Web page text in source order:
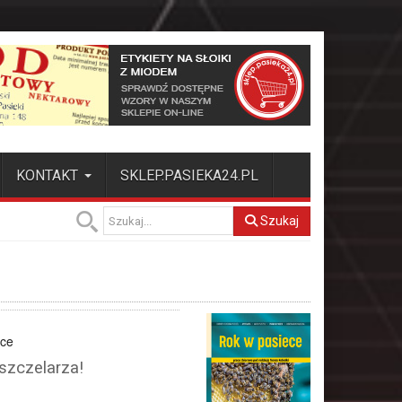
KONTAKT SKLEP.PASIEKA24.PL
Szukaj